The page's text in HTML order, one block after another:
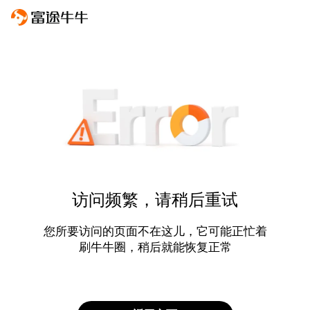
访问频繁，请稍后重试
您所要访问的页面不在这儿，它可能正忙着
刷牛牛圈，稍后就能恢复正常